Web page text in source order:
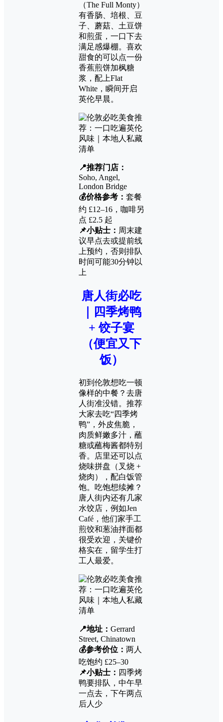
（The Full Monty）
有香肠、培根、豆
子、蘑菇、土豆饼
和煎蛋，一口下去
满足感爆棚。喜欢
甜食的可以点一份
香蕉煎饼加枫糖
浆，配上Flat
White，瞬间开启
英伦早晨。
📍推荐门店：
Soho, Angel,
London Bridge
💰价格参考： 套餐
约 £12–16，咖啡另
点 £2.5 起
📌小贴士： 周末建
议早点去或提前线
上预约，否则排队
时间可能30分钟以
上
唐人街必吃
｜四季烤鸭
+ 饺子宴
（便宜又下
饭）
初到伦敦想吃一顿
像样的中餐？去唐
人街准没错。推荐
大家去吃“四季烤
鸭”，外皮焦脆，
肉质鲜嫩多汁，蘸
糖或蘸梅酱都特别
香。店里还可以点
烧味拼盘（叉烧 +
烧肉），配白饭管
饱。吃饱想续摊？
唐人街内还有几家
水饺店，例如Jen
Café，他们家手工
煎饺和葱油拌面都
很受欢迎，关键价
格实在，留学生打
工人最爱。
📍地址： Gerrard
Street, Chinatown
💰参考价位： 两人
吃饱约 £25–30
📌小贴士： 四季烤
鸭要排队，中午早
一点去，下午两点
后人少